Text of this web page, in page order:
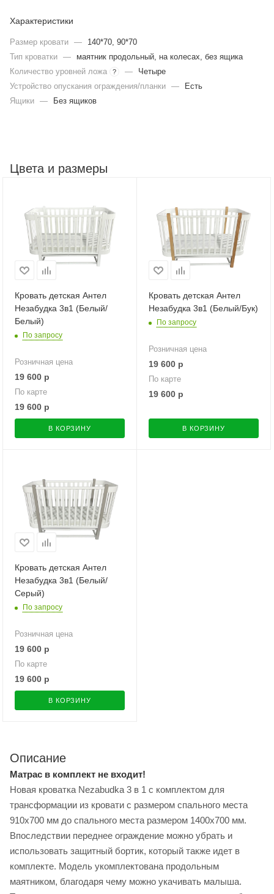
Характеристики
Размер кровати —
140*70, 90*70
Тип кроватки —
маятник продольный, на колесах, без ящика
Количество уровней ложа
? —
Четыре
Устройство опускания ограждения/планки —
Есть
Ящики — Без ящиков
Цвета и размеры
Кровать детская Антел
Незабудка 3в1 (Белый/
Белый)
По запросу
Розничная цена
19 600 р
По карте
19 600 р
В КОРЗИНУ
Кровать детская Антел
Незабудка 3в1 (Белый/Бук)
По запросу
Розничная цена
19 600 р
По карте
19 600 р
В КОРЗИНУ
Кровать детская Антел
Незабудка 3в1 (Белый/
Серый)
По запросу
Розничная цена
19 600 р
По карте
19 600 р
В КОРЗИНУ
Описание
Матрас в комплект не входит!
Новая кроватка Nezabudka 3 в 1 с комплектом для
трансформации из кровати с размером спального места
910х700 мм до спального места размером 1400х700 мм.
Впоследствии переднее ограждение можно убрать и
использовать защитный бортик, который также идет в
комплекте. Модель укомплектована продольным
маятником, благодаря чему можно укачивать малыша.